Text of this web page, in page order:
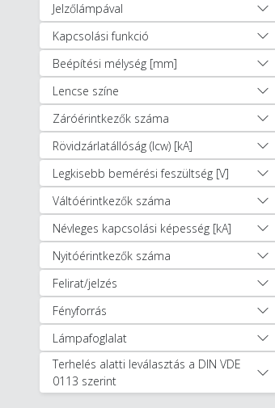
Sínre szerelhető Dugaljak (26)
Egyéb sínre szerelhető
moduláris készülékek (622)
Biztosítós szakaszolókapcsolók
és betétek (2022)
Tokozott síncsatorna
rendszerek (283)
Transzformátorok, tápegységek
(799)
Egyéb Energiaelosztás (608)
Hőszivattyúk és tartozékok (30)
Hűtés, fűtés, szellőzéstechnika (891)
Installáció technika (33000)
Kábelek, vezetékek (1196)
Kapcsolóberendezések és
szekrények (18053)
Szerelvények (10150)
Kaputechnika (9)
Napelemes rendszerek (348)
Világítástechnika (27424)
Villámvédelem (3886)
Jelzőlámpával
Kapcsolási funkció
Beépítési mélység [mm]
Lencse színe
Záróérintkezők száma
Rövidzárlatállóság (lcw) [kA]
Legkisebb bemérési feszültség [V]
Váltóérintkezők száma
Névleges kapcsolási képesség [kA]
Nyitóérintkezők száma
Felirat/jelzés
Fényforrás
Lámpafoglalat
Terhelés alatti leválasztás a DIN VDE
0113 szerint